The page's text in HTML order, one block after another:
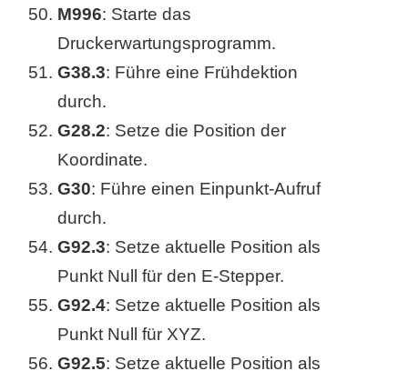
M996: Starte das
Druckerwartungsprogramm.
G38.3: Führe eine Frühdektion
durch.
G28.2: Setze die Position der
Koordinate.
G30: Führe einen Einpunkt-Aufruf
durch.
G92.3: Setze aktuelle Position als
Punkt Null für den E-Stepper.
G92.4: Setze aktuelle Position als
Punkt Null für XYZ.
G92.5: Setze aktuelle Position als